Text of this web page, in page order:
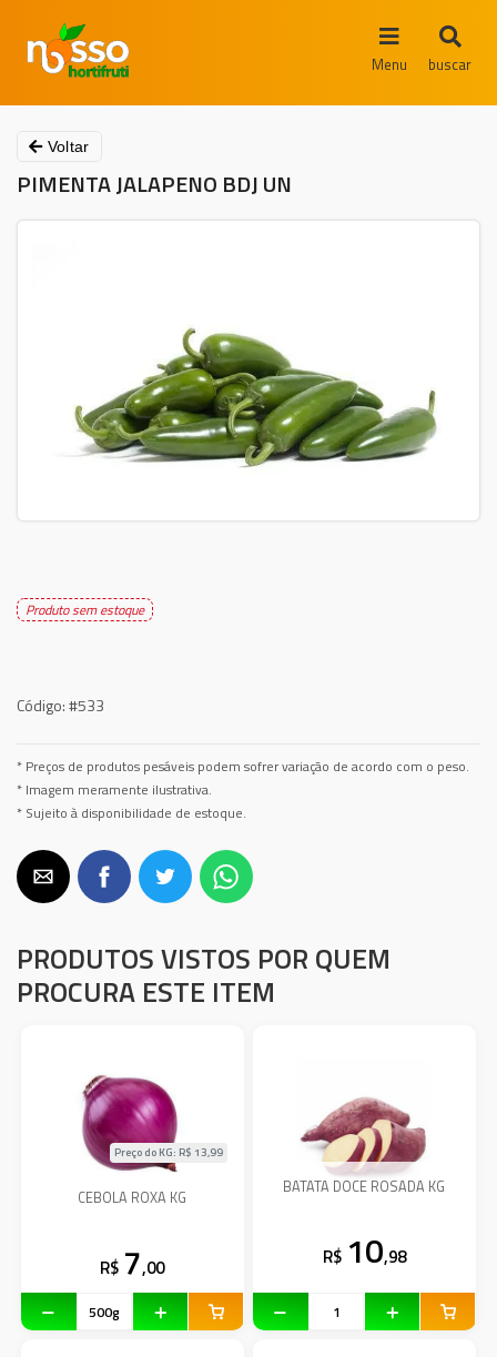
Menu buscar
Voltar
PIMENTA JALAPENO BDJ UN
Produto sem estoque
Código:#533
* Preços de produtos pesáveis podem sofrer variação de acordo com o peso.
* Imagem meramente ilustrativa.
* Sujeito à disponibilidade de estoque.
PRODUTOS VISTOS POR QUEM
PROCURA ESTE ITEM
CEBOLA ROXA KG
Preço do KG: R$ 13,99
R$ 7,00
BATATA DOCE ROSADA KG
R$ 10,98